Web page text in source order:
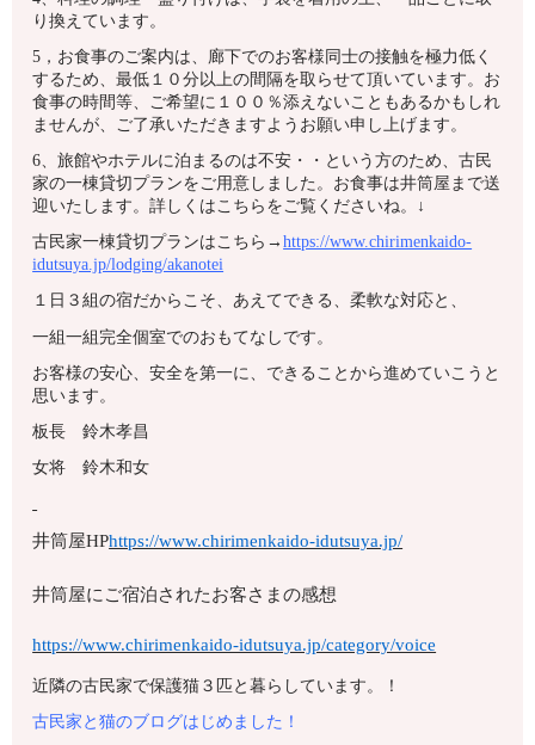
り換えています。
5，お食事のご案内は、廊下でのお客様同士の接触を極力低く
するため、最低１０分以上の間隔を取らせて頂いています。お
食事の時間等、ご希望に１００％添えないこともあるかもしれ
ませんが、ご了承いただきますようお願い申し上げます。
6、旅館やホテルに泊まるのは不安・・という方のため、古民
家の一棟貸切プランをご用意しました。お食事は井筒屋まで送
迎いたします。詳しくはこちらをご覧くださいね。↓
古民家一棟貸切プランはこちら→https://www.chirimenkaido-
idutsuya.jp/lodging/akanotei
１日３組の宿だからこそ、あえてできる、柔軟な対応と、
一組一組完全個室でのおもてなしです。
お客様の安心、安全を第一に、できることから進めていこうと
思います。
板長 鈴木孝昌
女将 鈴木和女
井筒屋HPhttps://www.chirimenkaido-idutsuya.jp/
井筒屋にご宿泊されたお客さまの感想
https://www.chirimenkaido-idutsuya.jp/category/voice
近隣の古民家で保護猫３匹と暮らしています。！
古民家と猫のブログはじめました！